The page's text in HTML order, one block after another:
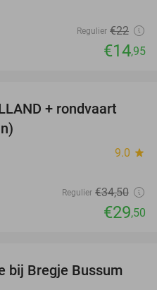
Regulier €22
€14,95
14%
+ rondvaart
9.0 star
Regulier €34,50
€29,50
12%
bij Bregje Bussum